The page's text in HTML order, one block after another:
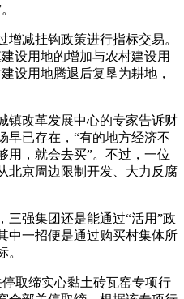
减挂钩政策进行指标交易。
设用地的增加与农村建设用
设用地腾退后复垦为耕地，
改革发展中心的专家告诉财
早已存在，“有的地方经济不
用，就会去买”。不过，一位
北京周边限制开发、大力反腐
强集团还是能通过“活用”政
中一招便是通过购买村集体所
。
取缔实心黏土砖瓦窑专项行